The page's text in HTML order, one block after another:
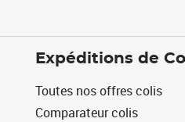
Expéditions de
Toutes nos offres colis
Comparateur colis